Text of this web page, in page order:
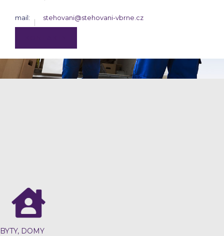
mail: stehovani@stehovani-vbrne.cz
BYTY, DOMY